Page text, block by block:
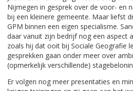
Nijmegen in gesprek over de voor- en
bij een kleinere gemeente. Maar liefst
GPM binnen een eigen specialisme.
daar vanuit zijn bedrijf nog een aspect
zoals hij dat ooit bij Sociale Geografie
gesprekken gaan onder meer over
(opmerkelijk verschillende)
Er volgen nog meer presentaties en